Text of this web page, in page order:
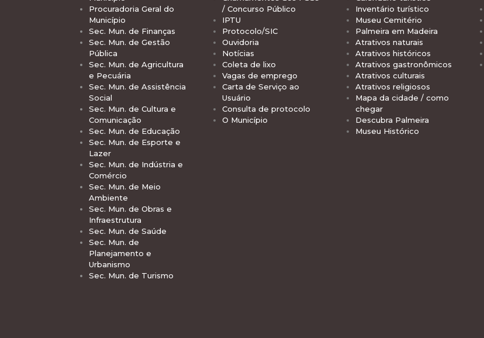
Procuradoria Geral do
Município
Sec. Mun. de Finanças
Sec. Mun. de Gestão
Pública
Sec. Mun. de Agricultura
e Pecuária
Sec. Mun. de Assistência
Social
Sec. Mun. de Cultura e
Comunicação
Sec. Mun. de Educação
Sec. Mun. de Esporte e
Lazer
Sec. Mun. de Indústria e
Comércio
Sec. Mun. de Meio
Ambiente
Sec. Mun. de Obras e
Infraestrutura
Sec. Mun. de Saúde
Sec. Mun. de
Planejamento e
Urbanismo
Sec. Mun. de Turismo
/ Concurso Público
IPTU
Protocolo/SIC
Ouvidoria
Notícias
Coleta de lixo
Vagas de emprego
Carta de Serviço ao
Usuário
Consulta de protocolo
O Município
Inventário turístico
Museu Cemitério
Palmeira em Madeira
Atrativos naturais
Atrativos históricos
Atrativos gastronômicos
Atrativos culturais
Atrativos religiosos
Mapa da cidade / como
chegar
Descubra Palmeira
Museu Histórico